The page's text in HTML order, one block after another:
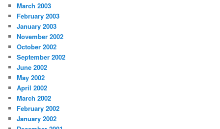
March 2003
February 2003
January 2003
November 2002
October 2002
September 2002
June 2002
May 2002
April 2002
March 2002
February 2002
January 2002